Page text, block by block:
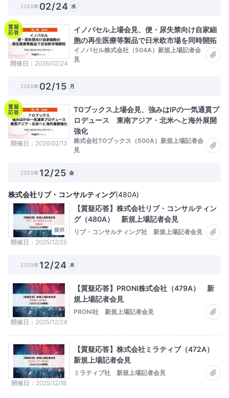
2026年02/24 水
質疑
応答
開催日 2026/02/24
イノバセル上場会見、便・尿失禁向け自家細
胞の再生医療等製品で日米欧市場を同時開拓
イノバセル株式会社（504A）新規上場記者会
見
2026年02/15 月
質疑
応答
開催日 2026/02/13
TOブックス上場会見、強みはIPの一気通貫プ
ロデュース 東南アジア・北米へと海外展開
強化
株式会社TOブックス（500A）新規上場記者会
見
2025年12/25 金
提供
開催日 2025/12/25
株式会社リブ・コンサルティング(480A)
【質疑応答】株式会社リブ・コンサルティン
グ（480A） 新規上場記者会見
リブ・コンサルティング社 新規上場記者会見
2025年12/24 木
開催日 2025/12/24
【質疑応答】PRONI株式会社（479A） 新
規上場記者会見
PRONI社 新規上場記者会見
開催日 2025/12/18
【質疑応答】株式会社ミラティブ（472A）
新規上場記者会見
ミラティブ社 新規上場記者会見